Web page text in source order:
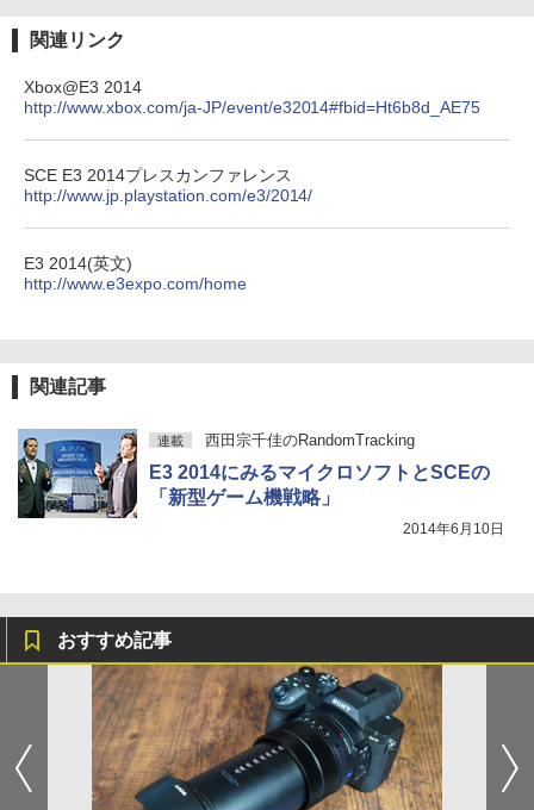
関連リンク
Xbox@E3 2014
http://www.xbox.com/ja-JP/event/e32014#fbid=Ht6b8d_AE75
SCE E3 2014プレスカンファレンス
http://www.jp.playstation.com/e3/2014/
E3 2014(英文)
http://www.e3expo.com/home
関連記事
連載 西田宗千佳のRandomTracking
E3 2014にみるマイクロソフトとSCEの
「新型ゲーム機戦略」
2014年6月10日
おすすめ記事